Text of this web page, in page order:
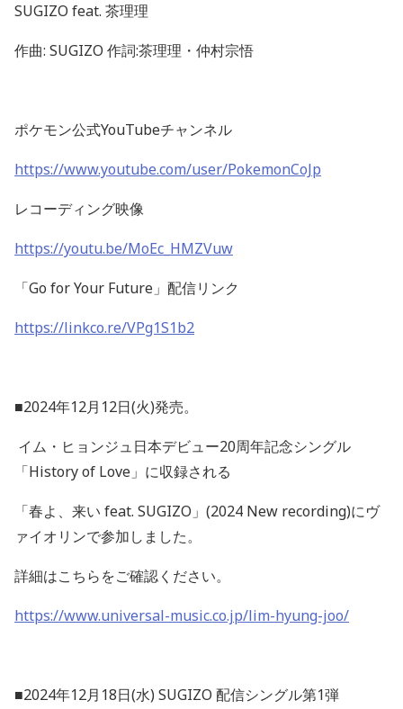
SUGIZO feat. 茶理理
作曲: SUGIZO 作詞:茶理理・仲村宗悟
ポケモン公式YouTubeチャンネル
https://www.youtube.com/user/PokemonCoJp
レコーディング映像
https://youtu.be/MoEc_HMZVuw
「Go for Your Future 」配信リンク
https://linkco.re/VPg1S1b2
■2024年12月 12日(火)発売。
イム・ヒョンジュ日本デビュー20周年記念シングル
「History of Love 」に収録される
「春よ、来い feat. SUGIZO 」 (2024 New recording)にヴ
ァイオリンで参加しました。
詳細はこちらをご確認ください。
https://www.universal-music.co.jp/lim-hyung-joo/
■2024年12月 18日(水) SUGIZO 配信シングル第1弾